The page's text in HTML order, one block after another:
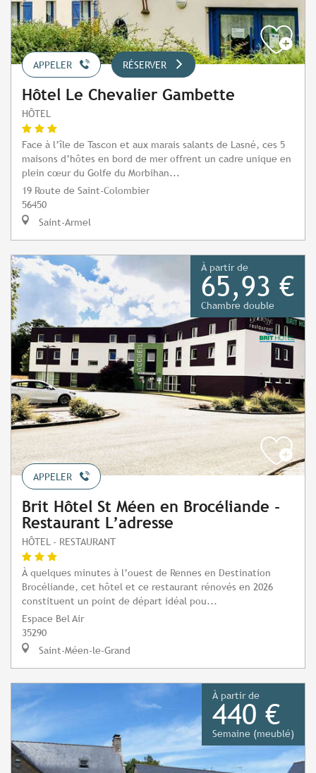
APPELER RÉSERVER
Hôtel Le Chevalier Gambette
HÔTEL
Face à l’île de Tascon et aux marais salants de Lasné, ces 5
maisons d’hôtes en bord de mer offrent un cadre unique en
plein cœur du Golfe du Morbihan...
19 Route de Saint-Colombier
56450
Saint-Armel
À partir de
65,93 €
Chambre double
APPELER
Brit Hôtel St Méen en Brocéliande -
Restaurant L’adresse
HÔTEL - RESTAURANT
À quelques minutes à l’ouest de Rennes en Destination
Brocéliande, cet hôtel et ce restaurant rénovés en 2026
constituent un point de départ idéal pou...
Espace Bel Air
35290
Saint-Méen-le-Grand
À partir de
440 €
Semaine (meublé)